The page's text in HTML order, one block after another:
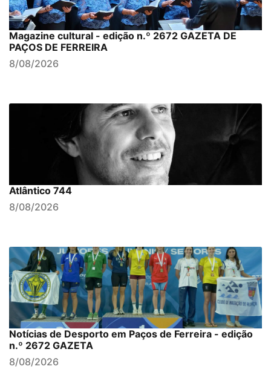
Magazine cultural - edição n.º 2672 GAZETA DE
PAÇOS DE FERREIRA
8/08/2026
Atlântico 744
8/08/2026
Notícias de Desporto em Paços de Ferreira - edição
n.º 2672 GAZETA
8/08/2026